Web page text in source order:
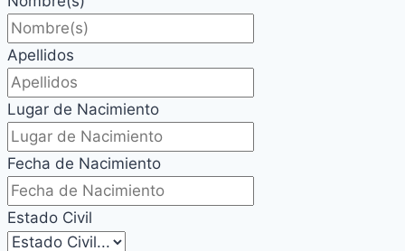
Apellidos
Lugar de Nacimiento
Fecha de Nacimiento
Estado Civil